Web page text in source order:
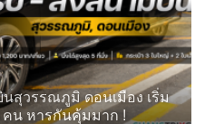
สุวรรณภูมิ ดอนเมือง เริ่ม
คน หารกันคุ้มมาก !